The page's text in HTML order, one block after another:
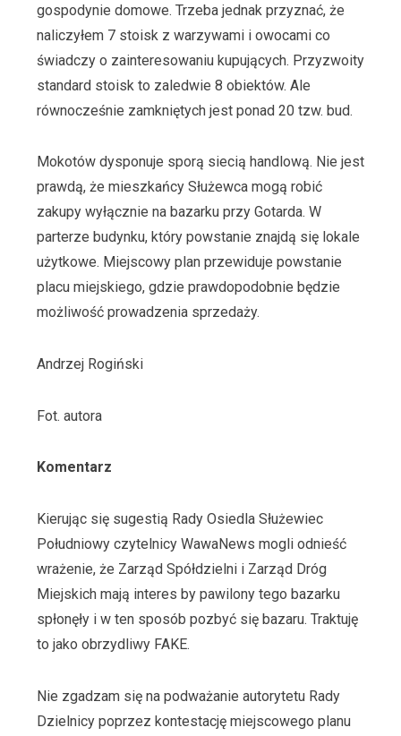
gospodynie domowe. Trzeba jednak przyznać, że
naliczyłem 7 stoisk z warzywami i owocami co
świadczy o zainteresowaniu kupujących. Przyzwoity
standard stoisk to zaledwie 8 obiektów. Ale
równocześnie zamkniętych jest ponad 20 tzw. bud.
Mokotów dysponuje sporą siecią handlową. Nie jest
prawdą, że mieszkańcy Służewca mogą robić
zakupy wyłącznie na bazarku przy Gotarda. W
parterze budynku, który powstanie znajdą się lokale
użytkowe. Miejscowy plan przewiduje powstanie
placu miejskiego, gdzie prawdopodobnie będzie
możliwość prowadzenia sprzedaży.
Andrzej Rogiński
Fot. autora
Komentarz
Kierując się sugestią Rady Osiedla Służewiec
Południowy czytelnicy WawaNews mogli odnieść
wrażenie, że Zarząd Spółdzielni i Zarząd Dróg
Miejskich mają interes by pawilony tego bazarku
spłonęły i w ten sposób pozbyć się bazaru. Traktuję
to jako obrzydliwy FAKE.
Nie zgadzam się na podważanie autorytetu Rady
Dzielnicy poprzez kontestację miejscowego planu